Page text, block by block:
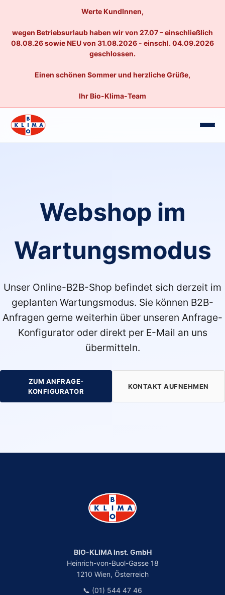
Werte KundInnen,
wegen Betriebsurlaub haben wir von 27.07 – einschließlich
08.08.26 sowie NEU von 31.08.2026 - einschl. 04.09.2026
geschlossen.
Einen schönen Sommer und herzliche Grüße,
Ihr Bio-Klima-Team
Webshop im
Wartungsmodus
Unser Online-B2B-Shop befindet sich derzeit im
geplanten Wartungsmodus. Sie können B2B-
Anfragen gerne weiterhin über unseren Anfrage-
Konfigurator oder direkt per E-Mail an uns
übermitteln.
ZUM ANFRAGE-
KONFIGURATOR
KONTAKT AUFNEHMEN
BIO-KLIMA Inst. GmbH
Heinrich-von-Buol-Gasse 18
1210 Wien, Österreich
📞 (01) 544 47 46